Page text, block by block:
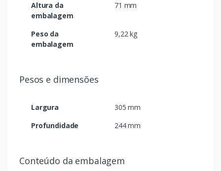
Altura da
embalagem
71 mm
Peso da
embalagem
9,22 kg
Pesos e dimensões
Largura
305 mm
Profundidade
244 mm
Conteúdo da embalagem